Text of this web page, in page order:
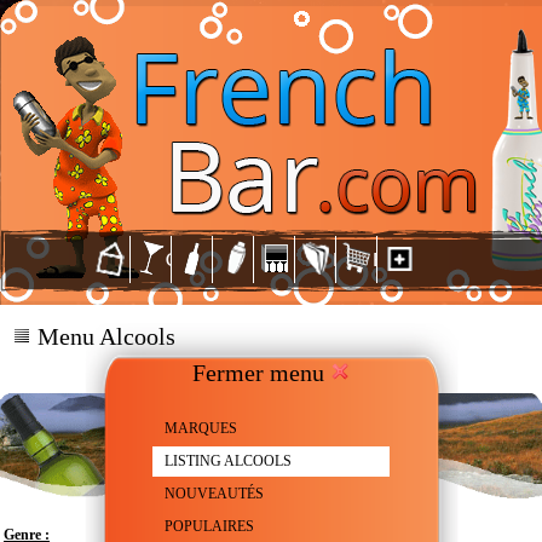
Fermer menu
MARQUES
LISTING ALCOOLS
NOUVEAUTÉS
POPULAIRES
Menu Alcools
Genre : Scotch Whisky - Single malt